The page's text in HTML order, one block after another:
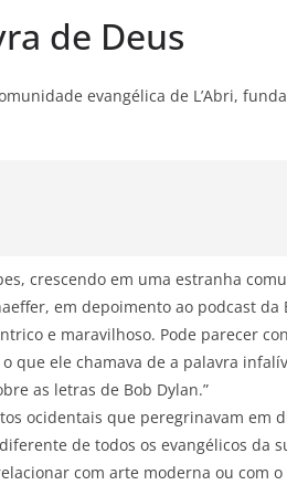
de Deus
evangélica de L’Abri,
crescendo em uma estranha
em depoimento ao podcast da
e maravilhoso. Pode parecer
que ele chamava de a palavra
as letras de Bob Dylan.”
ocidentais que peregrinavam em
de todos os evangélicos da
com arte moderna ou com